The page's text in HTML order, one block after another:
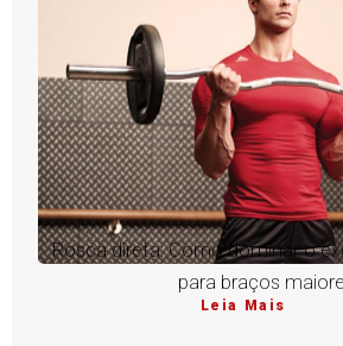
Rosca direta: Como dominar o
para braços
Leia Mais